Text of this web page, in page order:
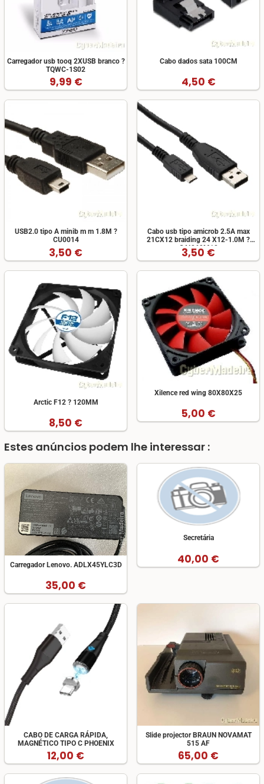
Carregador usb tooq 2XUSB branco ?
TQWC-1S02
9,99 €
Cabo dados sata 100CM
4,50 €
USB2.0 tipo A minib m m 1.8M ?
CU0014
3,50 €
Cabo usb tipo amicrob 2.5A max
21CX12 braiding 24 X12-1.0M ?
CAI069M10
3,50 €
Arctic F12 ? 120MM
8,50 €
Xilence red wing 80X80X25
5,00 €
Estes anúncios podem lhe interessar :
Carregador Lenovo. ADLX45YLC3D
35,00 €
Secretária
40,00 €
CABO DE CARGA RÁPIDA,
MAGNÉTICO TIPO C PHOENIX
12,00 €
Slide projector BRAUN NOVAMAT
515 AF
65,00 €